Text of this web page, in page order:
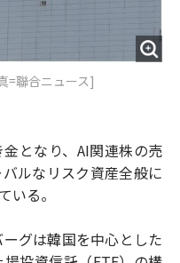
=聯合ニュース]
となり、AI関連株の売
ルなリスク資産全般に
いる。
グは韓国を中心とした